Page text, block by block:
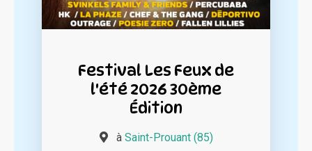
Festival Les Feux de
l'été 2026 30ème
Édition
à Saint-Prouant (85)